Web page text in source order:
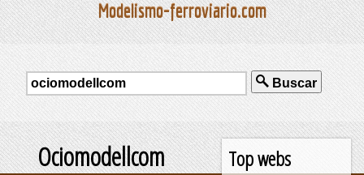
Modelismo-ferroviario.com
Buscar
Top webs
Ociomodellcom